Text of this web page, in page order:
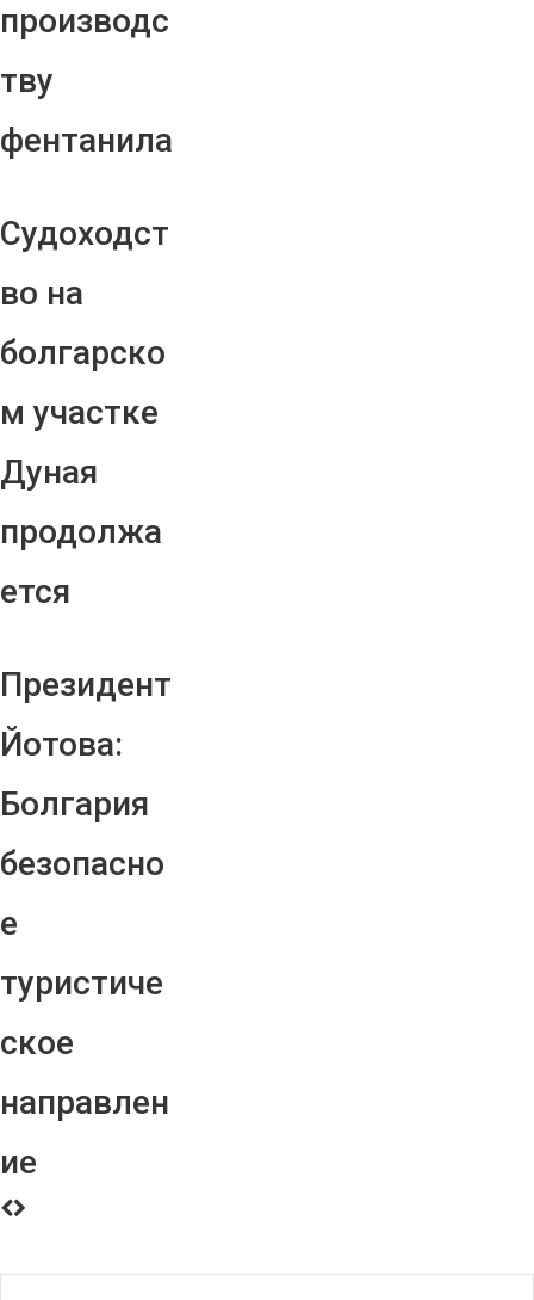
производс
тву
фентанила
Судоходст
во на
болгарско
м участке
Дуная
продолжа
ется
Президент
Йотова:
Болгария
безопасно
е
туристиче
ское
направлен
ие